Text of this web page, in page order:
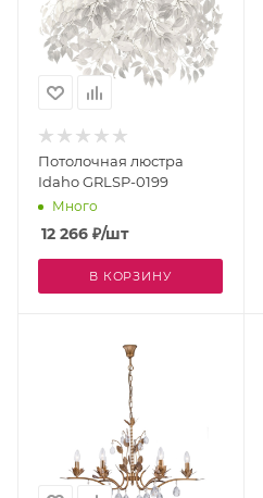
Потолочная люстра
Idaho GRLSP-0199
Много
12 266 ₽/шт
В КОРЗИНУ